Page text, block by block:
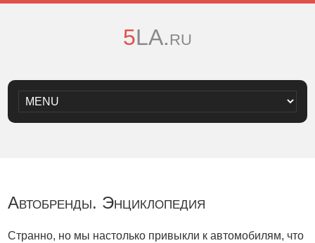
5LA.ru
Автобренды. Энциклопедия
Странно, но мы настолько привыкли к автомобилям, что